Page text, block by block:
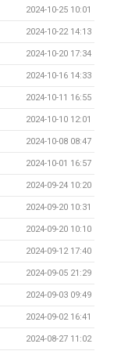
2024-10-25 10:01
2024-10-22 14:13
2024-10-20 17:34
2024-10-16 14:33
2024-10-11 16:55
2024-10-10 12:01
2024-10-08 08:47
2024-10-01 16:57
2024-09-24 10:20
2024-09-20 10:31
2024-09-20 10:10
2024-09-12 17:40
2024-09-05 21:29
2024-09-03 09:49
2024-09-02 16:41
2024-08-27 11:02